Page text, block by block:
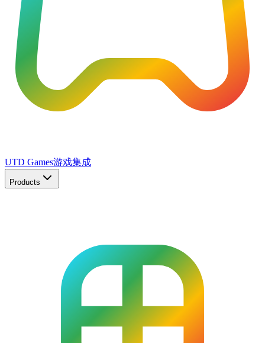
UTD Games游戏集成
Products